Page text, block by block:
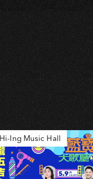
Hi-Ing Music Hall